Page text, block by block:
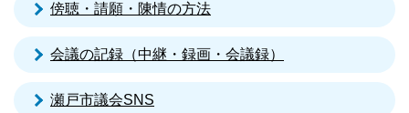
傍聴・請願・陳情の方法
会議の記録（中継・録画・会議録）
瀬戸市議会SNS